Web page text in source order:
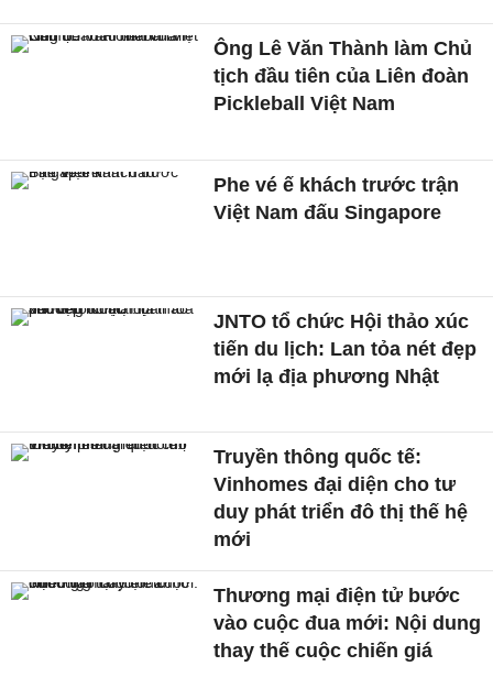
Ông Lê Văn Thành làm Chủ
tịch đầu tiên của Liên đoàn
Pickleball Việt Nam
Phe vé ế khách trước trận
Việt Nam đấu Singapore
JNTO tổ chức Hội thảo xúc
tiến du lịch: Lan tỏa nét đẹp
mới lạ địa phương Nhật
Truyền thông quốc tế:
Vinhomes đại diện cho tư
duy phát triển đô thị thế hệ
mới
Thương mại điện tử bước
vào cuộc đua mới: Nội dung
thay thế cuộc chiến giá